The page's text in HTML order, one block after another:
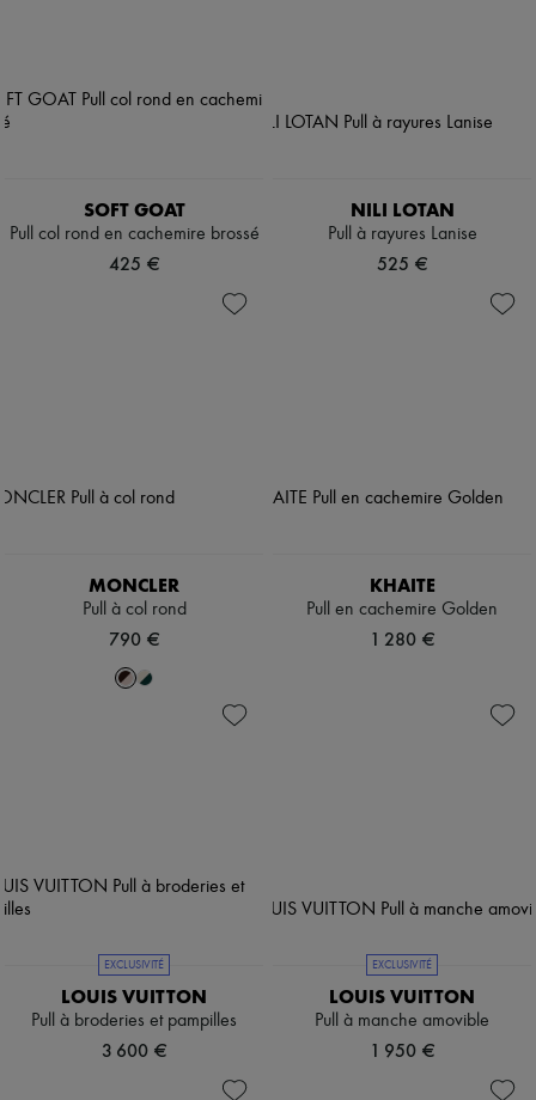
SOFT GOAT
Pull col rond en cachemire brossé
425 €
NILI LOTAN
Pull à rayures Lanise
525 €
MONCLER
Pull à col rond
790 €
KHAITE
Pull en cachemire Golden
1 280 €
EXCLUSIVITÉ
LOUIS VUITTON
Pull à broderies et pampilles
3 600 €
EXCLUSIVITÉ
LOUIS VUITTON
Pull à manche amovible
1 950 €